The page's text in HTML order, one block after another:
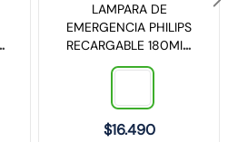
LAMPARA DE
EMERGENCIA PHILIPS
RECARGABLE 180MIN
2W 220LM LEDR1W5
$16.490